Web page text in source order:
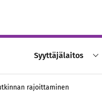
Syyttäjälaitos
rajoittaminen